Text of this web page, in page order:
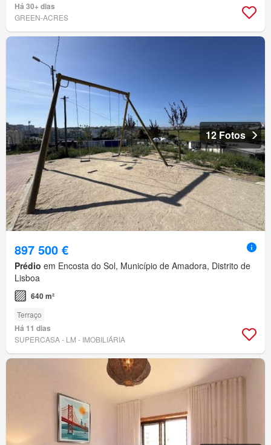
Há 30+ dias
GREEN-ACRES
12 Fotos
897 500 €
Prédio em Encosta do Sol, Município de Amadora, Distrito de
Lisboa
640 m²
Terraço
Há 11 dias
SUPERCASA - LM - IMOBILIÁRIA